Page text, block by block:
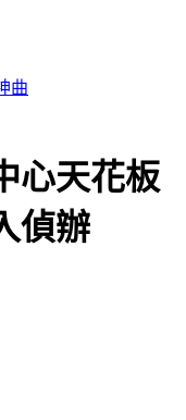
他酸：抄襲新高度
心天花板
偵辦